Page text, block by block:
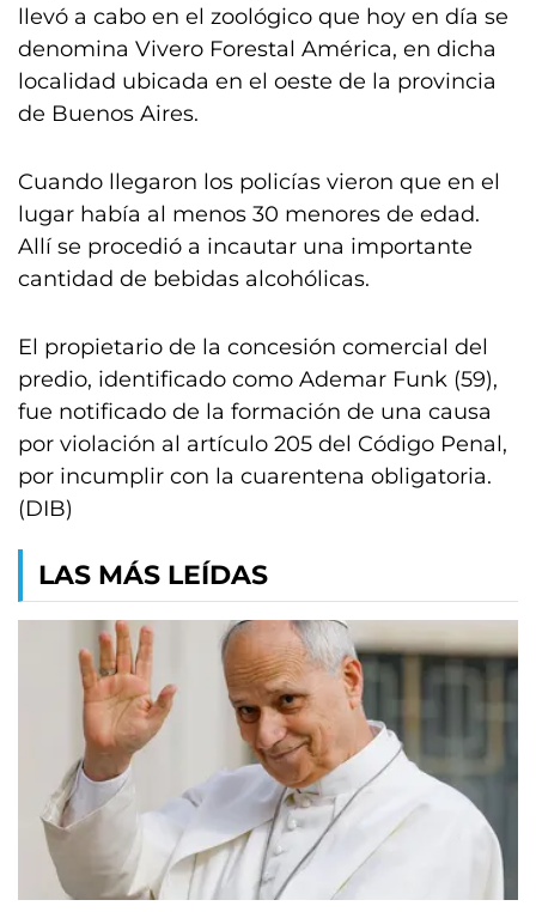
llevó a cabo en el zoológico que hoy en día se
denomina Vivero Forestal América, en dicha
localidad ubicada en el oeste de la provincia
de Buenos Aires.
Cuando llegaron los policías vieron que en el
lugar había al menos 30 menores de edad.
Allí se procedió a incautar una importante
cantidad de bebidas alcohólicas.
El propietario de la concesión comercial del
predio, identificado como Ademar Funk (59),
fue notificado de la formación de una causa
por violación al artículo 205 del Código Penal,
por incumplir con la cuarentena obligatoria.
(DIB)
LAS MÁS LEÍDAS